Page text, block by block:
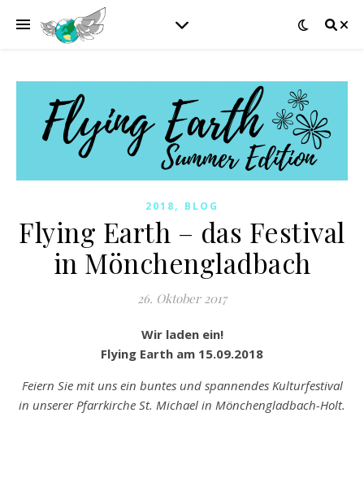
2018, BLOG
Flying Earth – das Festival
in Mönchengladbach
26. Oktober 2017
Wir laden ein!
Flying Earth am 15.09.2018
Feiern Sie mit uns ein buntes und spannendes Kulturfestival
in unserer Pfarrkirche St. Michael in Mönchengladbach-Holt.